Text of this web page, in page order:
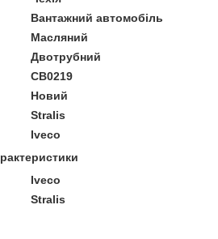
Вантажний автомобіль
Масляний
Двотрубний
CB0219
Новий
Stralis
Iveco
Iveco
Stralis